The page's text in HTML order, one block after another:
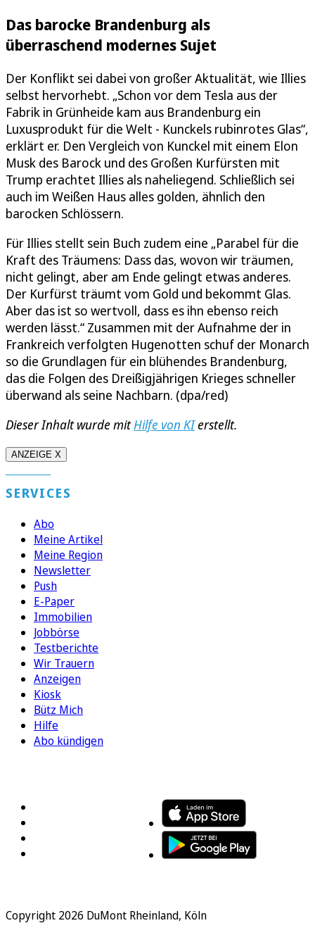
Das barocke Brandenburg als
überraschend modernes Sujet
Der Konflikt sei dabei von großer Aktualität, wie Illies
selbst hervorhebt. „Schon vor dem Tesla aus der
Fabrik in Grünheide kam aus Brandenburg ein
Luxusprodukt für die Welt - Kunckels rubinrotes Glas“,
erklärt er. Den Vergleich von Kunckel mit einem Elon
Musk des Barock und des Großen Kurfürsten mit
Trump erachtet Illies als naheliegend. Schließlich sei
auch im Weißen Haus alles golden, ähnlich den
barocken Schlössern.
Für Illies stellt sein Buch zudem eine „Parabel für die
Kraft des Träumens: Dass das, wovon wir träumen,
nicht gelingt, aber am Ende gelingt etwas anderes.
Der Kurfürst träumt vom Gold und bekommt Glas.
Aber das ist so wertvoll, dass es ihn ebenso reich
werden lässt.“ Zusammen mit der Aufnahme der in
Frankreich verfolgten Hugenotten schuf der Monarch
so die Grundlagen für ein blühendes Brandenburg,
das die Folgen des Dreißigjährigen Krieges schneller
überwand als seine Nachbarn. (dpa/red)
Dieser Inhalt wurde mitHilfe von KIerstellt.
ANZEIGE X
SERVICES
Abo
Meine Artikel
Meine Region
Newsletter
Push
E-Paper
Immobilien
Jobbörse
Testberichte
Wir Trauern
Anzeigen
Kiosk
Bütz Mich
Hilfe
Abo kündigen
Copyright 2026 DuMont Rheinland, Köln